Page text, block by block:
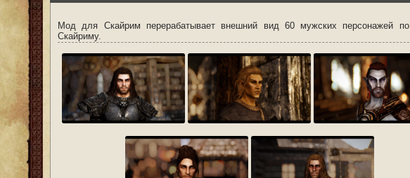
Мод для Скайрим перерабатывает внешний вид 60 мужских персонажей
Скайриму.